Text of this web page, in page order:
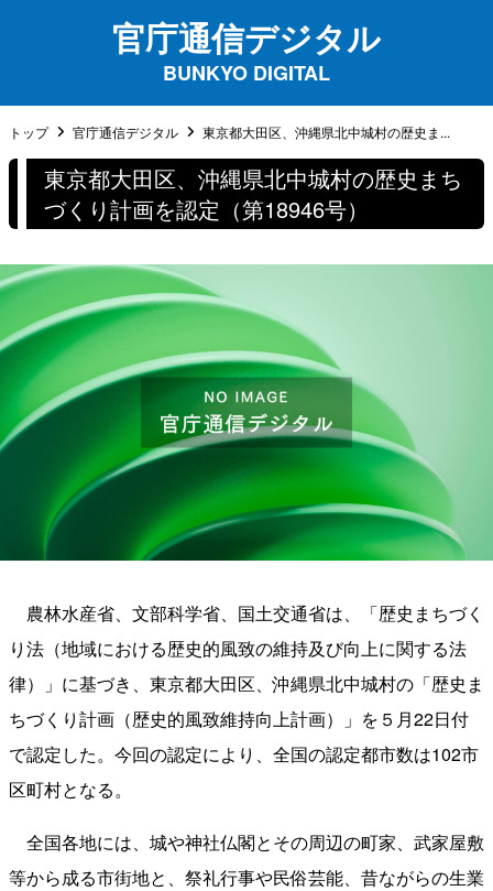
官庁通信デジタル
BUNKYO DIGITAL
トップ 官庁通信デジタル 東京都大田区、沖縄県北中城村の歴史ま...
東京都大田区、沖縄県北中城村の歴史まち
づくり計画を認定（第18946号）
農林水産省、文部科学省、国土交通省は、「歴史まちづく
り法（地域における歴史的風致の維持及び向上に関する法
律）」に基づき、東京都大田区、沖縄県北中城村の「歴史ま
ちづくり計画（歴史的風致維持向上計画）」を５月22日付
で認定した。今回の認定により、全国の認定都市数は102市
区町村となる。
全国各地には、城や神社仏閣とその周辺の町家、武家屋敷
等から成る市街地と、祭礼行事や民俗芸能、昔ながらの生業